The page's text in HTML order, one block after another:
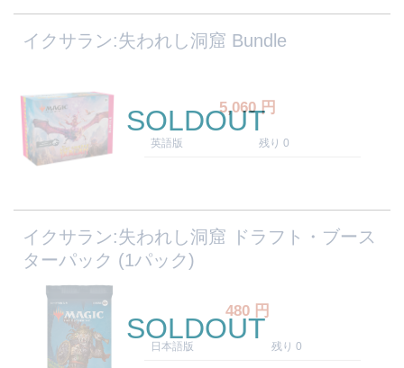
イクサラン:失われし洞窟 Bundle
5,060円
英語版 残り 0
SOLDOUT
イクサラン:失われし洞窟 ドラフト・ブース
ターパック (1パック)
480 円
日本語版 残り 0
SOLDOUT